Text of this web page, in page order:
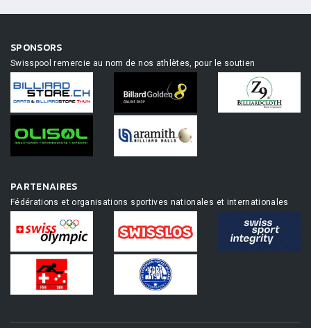
SPONSORS
Swisspool remercie au nom de nos athlètes, pour le soutien
PARTENAIRES
Fédérations et organisations sportives nationales et internationales